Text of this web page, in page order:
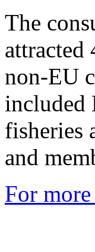
The
attracted
non-EU
included
fisheries
and
For